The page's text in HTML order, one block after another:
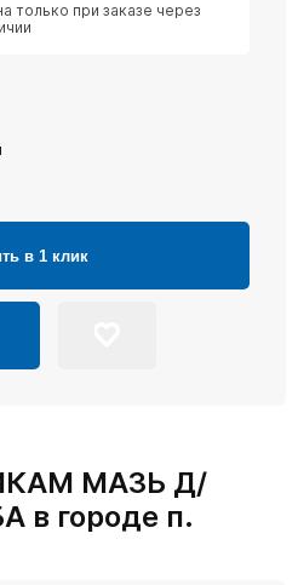
только при заказе через
в 1 клик
МАЗЬ Д/
в городе п.